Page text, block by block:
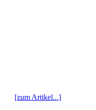
[zum Artikel...]